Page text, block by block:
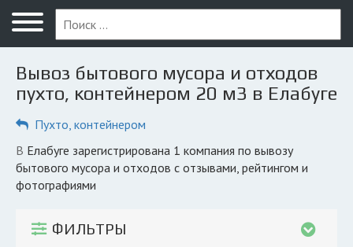
Меню
Главная
Вопрос юристу
Компании
КОМПАНИЯМ
Вывоз бытового мусора и отходов
пухто, контейнером 20 м3 в Елабуге
Пухто, контейнером
в Елабуге зарегистрирована 1 компания по вывозу
бытового мусора и отходов с отзывами, рейтингом и
фотографиями
ФИЛЬТРЫ